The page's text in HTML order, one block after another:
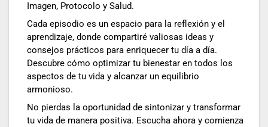
Imagen, Protocolo y Salud.
Cada episodio es un espacio para la reflexión y el
aprendizaje, donde compartiré valiosas ideas y
consejos prácticos para enriquecer tu día a día.
Descubre cómo optimizar tu bienestar en todos los
aspectos de tu vida y alcanzar un equilibrio
armonioso.
No pierdas la oportunidad de sintonizar y transformar
tu vida de manera positiva. Escucha ahora y comienza